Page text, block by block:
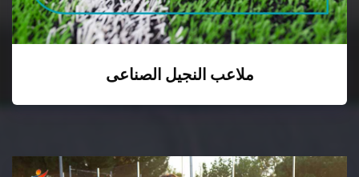
ملاعب النجيل الصناعى